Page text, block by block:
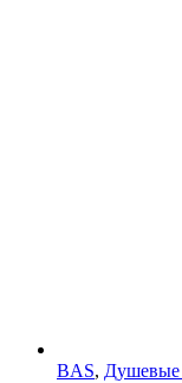
BAS, Душевые